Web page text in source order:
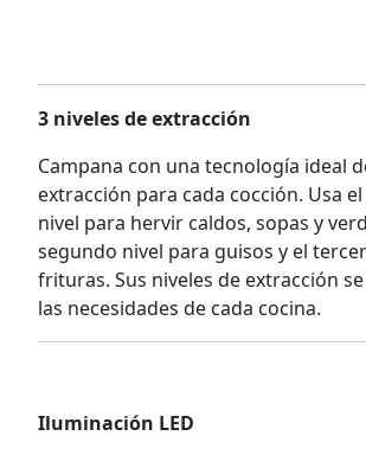
3 niveles de extracción
Campana con una tecnología ideal
extracción para cada cocción. Usa
nivel para hervir caldos, sopas y
segundo nivel para guisos y el
frituras. Sus niveles de extracción
las necesidades de cada cocina.
Iluminación LED